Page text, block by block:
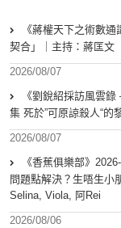
《蔣權天下之術數
契合」｜主持：蔣匡文
2026/08/07
《劉銳紹採訪風雲
集 死於”可原諒殺人“的
2026/08/07
《香蕉俱樂部》
問題點解決？生唔生小
Selina, Viola, 阿Rei
2026/08/06